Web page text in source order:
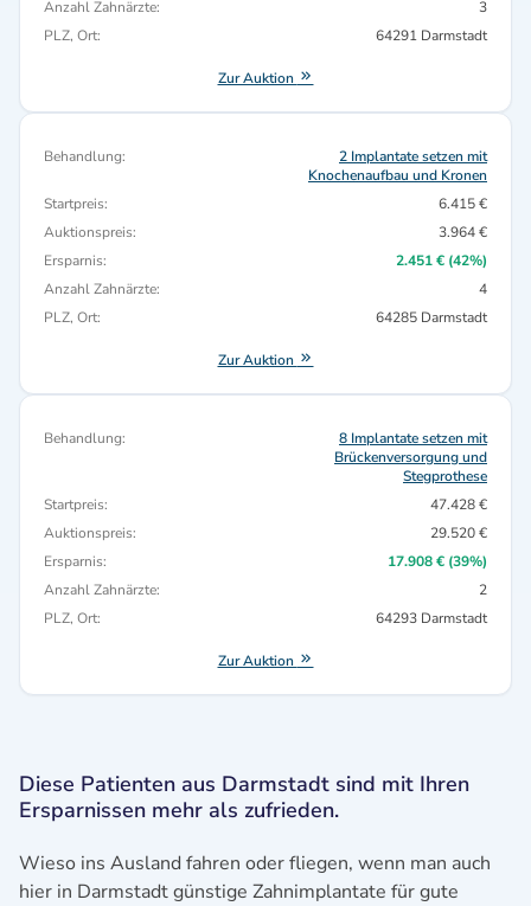
Anzahl Zahnärzte:
3
PLZ, Ort:
64291 Darmstadt
Zur Auktion
Behandlung:
2 Implantate setzen mit
Knochenaufbau und Kronen
Startpreis:
6.415 €
Auktionspreis:
3.964 €
Ersparnis:
2.451 € (42%)
Anzahl Zahnärzte:
4
PLZ, Ort:
64285 Darmstadt
Zur Auktion
Behandlung:
8 Implantate setzen mit
Brückenversorgung und
Stegprothese
Startpreis:
47.428 €
Auktionspreis:
29.520 €
Ersparnis:
17.908 € (39%)
Anzahl Zahnärzte:
2
PLZ, Ort:
64293 Darmstadt
Zur Auktion
Diese Patienten aus Darmstadt sind mit Ihren
Ersparnissen mehr als zufrieden.
Wieso ins Ausland fahren oder fliegen, wenn man auch
hier in Darmstadt günstige Zahnimplantate für gute